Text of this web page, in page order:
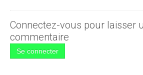
Connectez-vous pour laisser
commentaire
Se connecter